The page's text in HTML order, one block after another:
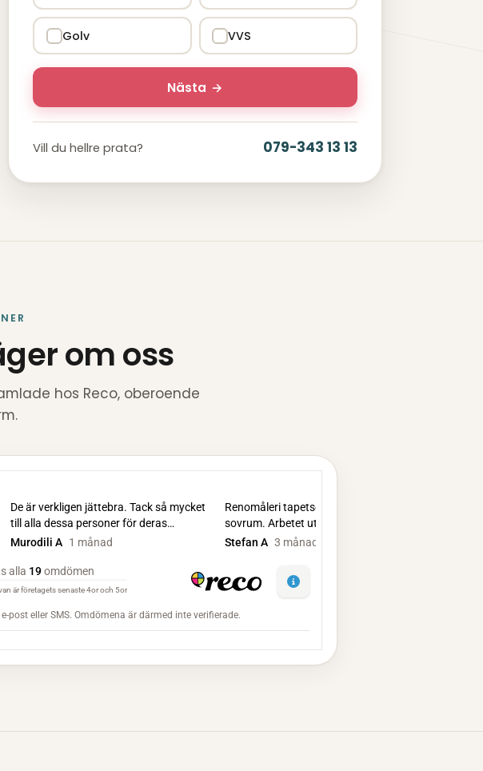
Golv VVS
Nästa →
Vill du hellre prata? 079-343 13 13
om oss
hos Reco, oberoende